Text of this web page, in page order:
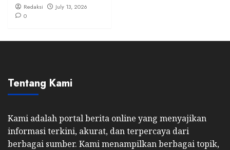
Redaksi
July 13, 2026
0
Tentang Kami
Kami adalah portal berita online yang menyajikan
informasi terkini, akurat, dan terpercaya dari
berbagai sumber. Kami menampilkan berbagai topik,